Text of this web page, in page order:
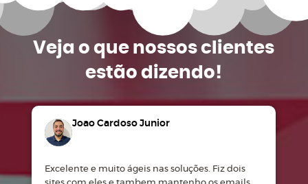
Veja o que nossos clientes
estão dizendo!
Joao Cardoso Junior
Excelente e muito ágeis nas soluções. Fiz dois